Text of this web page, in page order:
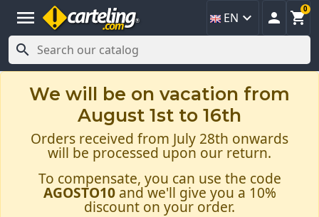
menu EN   
0

We will be on vacation from
August 1st to 16th
Orders received from July 28th onwards
will be processed upon our return.
To compensate, you can use the code
AGOSTO10and we'll give you a 10%
discount on your order.